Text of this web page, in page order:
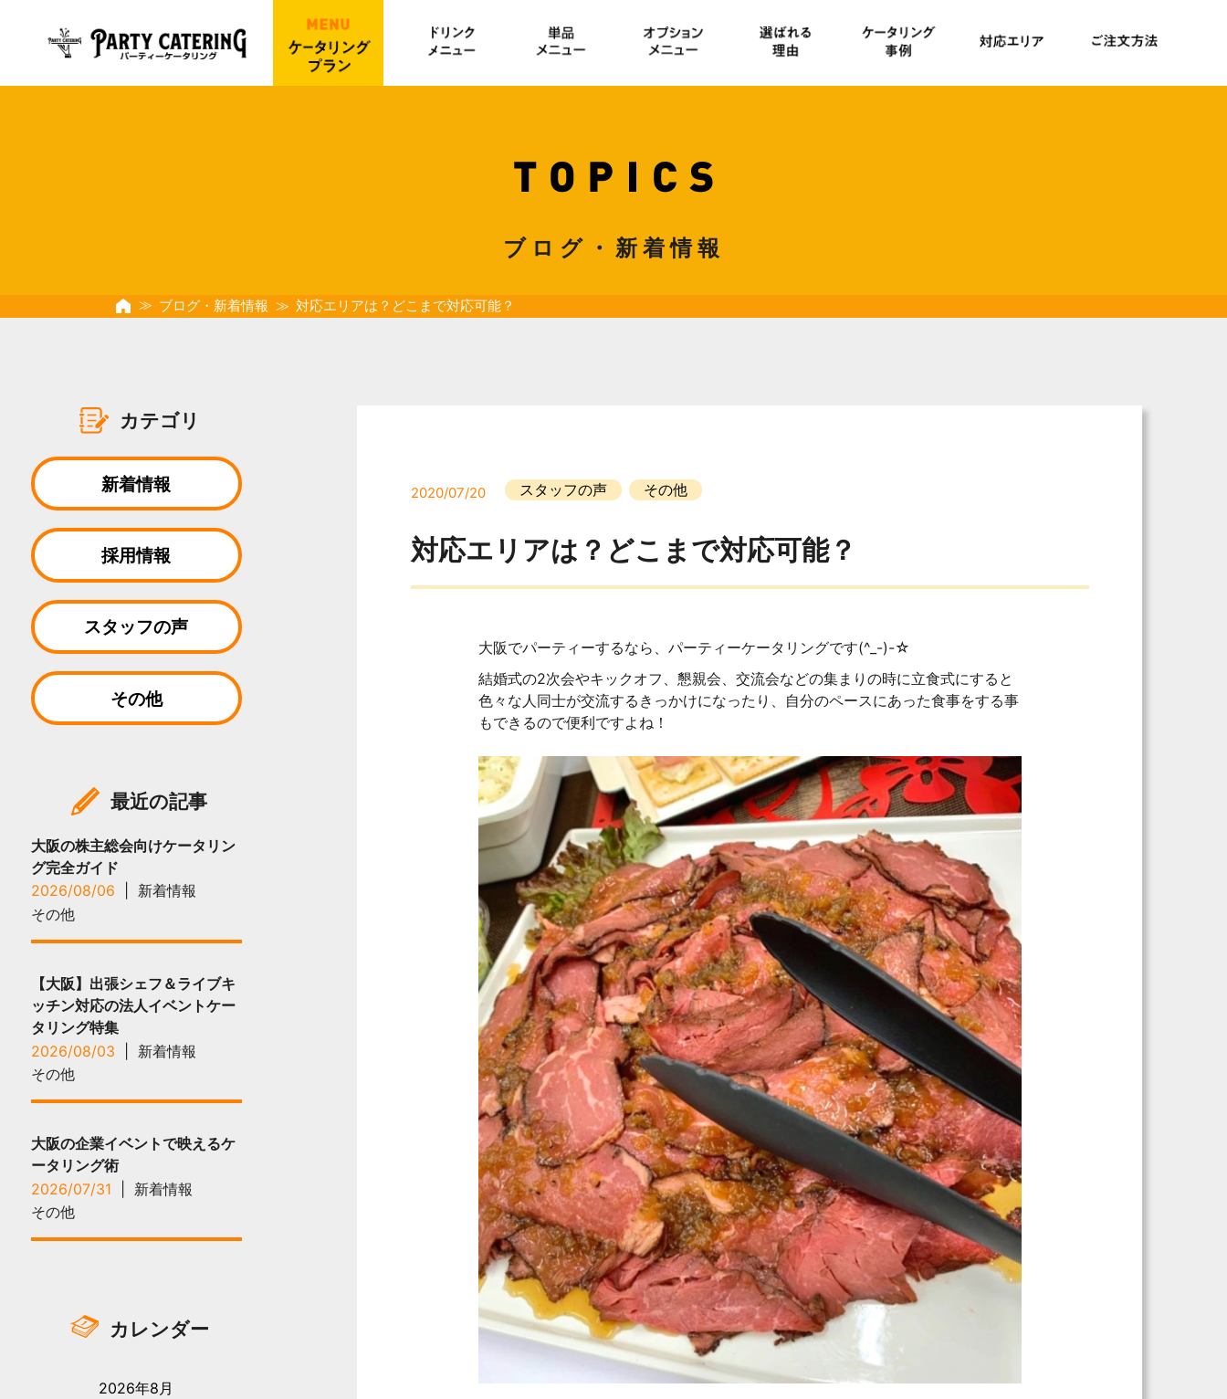
ブログ・新着情報
ブログ・新着情報 対応エリアは？どこまで対応可能？
2020/07/20 スタッフの声 その他
対応エリアは？どこまで対応可能？
大阪でパーティーするなら、パーティーケータリングです(^_-)-☆
結婚式の2次会やキックオフ、懇親会、交流会などの集まりの時に立食式にすると
色々な人同士が交流するきっかけになったり、自分のペースにあった食事をする事
もできるので便利ですよね！
カテゴリ
新着情報
採用情報
スタッフの声
その他
最近の記事
大阪の株主総会向けケータリン
グ完全ガイド
2026/08/06
新着情報
その他
【大阪】出張シェフ＆ライブキ
ッチン対応の法人イベントケー
タリング特集
2026/08/03
新着情報
その他
大阪の企業イベントで映えるケ
ータリング術
2026/07/31
新着情報
その他
カレンダー
2026年8月